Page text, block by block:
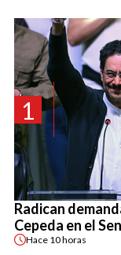
1
Radican
Cepeda en el
Hace 10 horas